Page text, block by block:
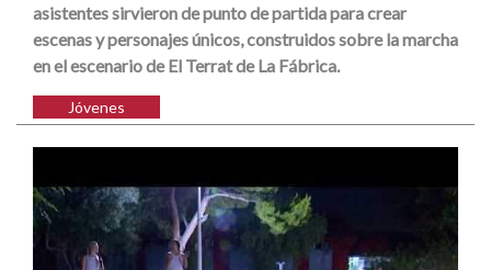
asistentes sirvieron de punto de partida para crear
escenas y personajes únicos, construidos sobre la marcha
en el escenario de El Terrat de La Fábrica.
Jóvenes